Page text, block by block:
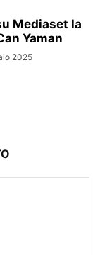
Mediaset la
Yaman
2025